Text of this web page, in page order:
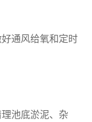
通风给氧和定时
池底淤泥、杂